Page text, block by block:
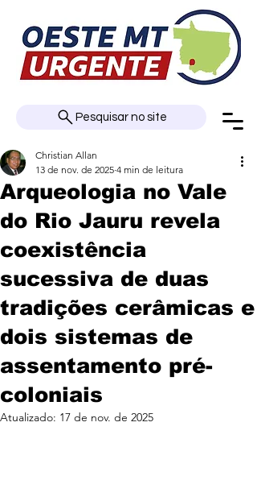
Pesquisar no site
Arqueologia no Vale
do Rio Jauru revela
coexistência
sucessiva de duas
tradições cerâmicas e
dois sistemas de
assentamento pré-
coloniais
Christian Allan
13 de nov. de 2025 4 min de leitura
Atualizado: 17 de nov. de 2025